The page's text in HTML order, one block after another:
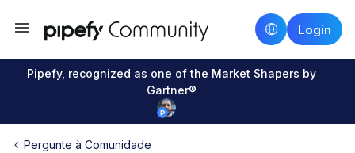
Login
Pipefy, recognized as one of the Market Shapers by
Gartner®
Pergunte à Comunidade